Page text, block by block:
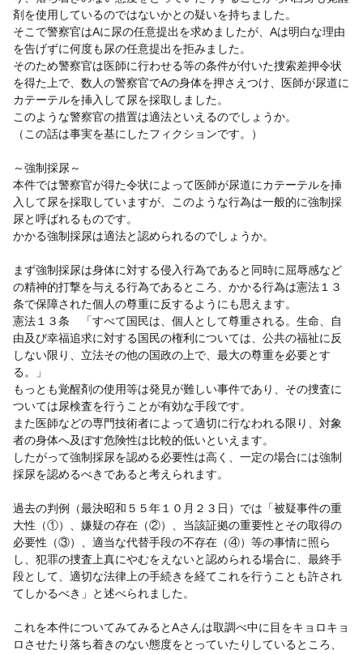
剤を使用しているのではないかとの疑いを持ちました。
そこで警察官はAに尿の任意提出を求めましたが、Aは明白な理由
を告げずに何度も尿の任意提出を拒みました。
そのため警察官は医師に行わせる等の条件が付いた捜索差押令状
を得た上で、数人の警察官でAの身体を押さえつけ、医師が尿道に
カテーテルを挿入して尿を採取しました。
このような警察官の措置は適法といえるのでしょうか。
（この話は事実を基にしたフィクションです。）
～強制採尿～
本件では警察官が得た令状によって医師が尿道にカテーテルを挿
入して尿を採取していますが、このような行為は一般的に強制採
尿と呼ばれるものです。
かかる強制採尿は適法と認められるのでしょうか。
まず強制採尿は身体に対する侵入行為であると同時に屈辱感など
の精神的打撃を与える行為であるところ、かかる行為は憲法１３
条で保障された個人の尊重に反するようにも思えます。
憲法１３条 「すべて国民は、個人として尊重される。生命、自
由及び幸福追求に対する国民の権利については、公共の福祉に反
しない限り、立法その他の国政の上で、最大の尊重を必要とす
る。」
もっとも覚醒剤の使用等は発見が難しい事件であり、その捜査に
ついては尿検査を行うことが有効な手段です。
また医師などの専門技術者によって適切に行なわれる限り、対象
者の身体へ及ぼす危険性は比較的低いといえます。
したがって強制採尿を認める必要性は高く、一定の場合には強制
採尿を認めるべきであると考えられます。
過去の判例（最決昭和５５年１０月２３日）では「被疑事件の重
大性（①）、嫌疑の存在（②）、当該証拠の重要性とその取得の
必要性（③）、適当な代替手段の不存在（④）等の事情に照ら
し、犯罪の捜査上真にやむをえないと認められる場合に、最終手
段として、適切な法律上の手続きを経てこれを行うことも許され
てしかるべき」と述べられました。
これを本件についてみてみるとAさんは取調べ中に目をキョロキョ
ロさせたり落ち着きのない態度をとっていたりしているところ、